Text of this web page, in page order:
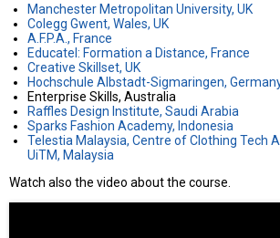
Manchester Metropolitan University, UK
Colegg Gwent, Wales, UK
A.F.P.A., France
Educatel: Formation a Distance, France
Creative Skillset, UK
Hochschule Albstadt-Sigmaringen,
Enterprise Skills, Australia
Raffles Design Institute, Saudi Arabia
Sparks Fashion Academy, Indonesia
Telestia Malaysia, Centre of Clothing Tech
UiTM, Malaysia
Watch also the video about the course.